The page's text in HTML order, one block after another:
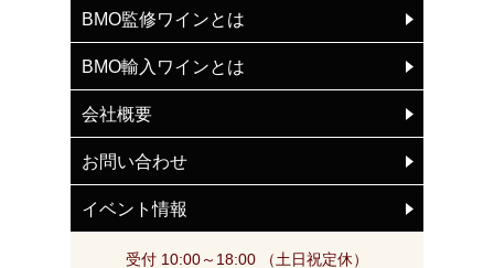
BMO監修ワインとは
BMO輸入ワインとは
会社概要
お問い合わせ
イベント情報
受付 10:00～18:00 （土日祝定休）